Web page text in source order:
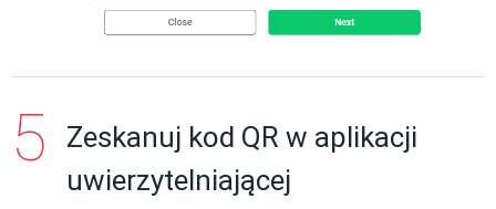
Zeskanuj kod QR w aplikacji
uwierzytelniającej